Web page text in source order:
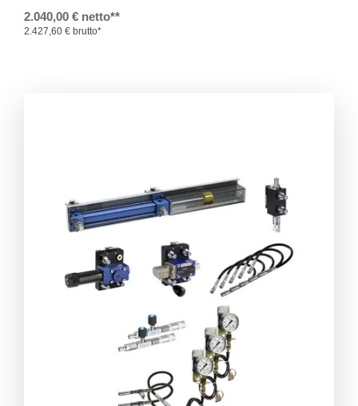
2.040,00 € netto**
2.427,60 € brutto*